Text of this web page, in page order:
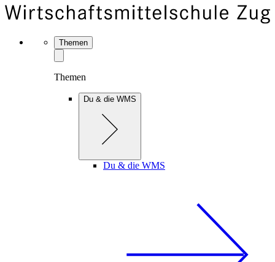
Themen
Themen
Du & die WMS
Du & die WMS